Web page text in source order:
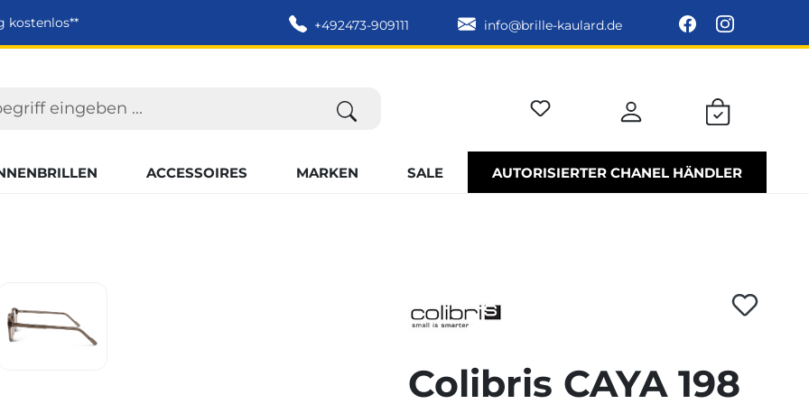
kostenlos** +492473-909111 info@brille-kaulard.de
ACCESSOIRES MARKEN SALE AUTORISIERTER CHANEL HÄNDLER
Colibris CAYA 198